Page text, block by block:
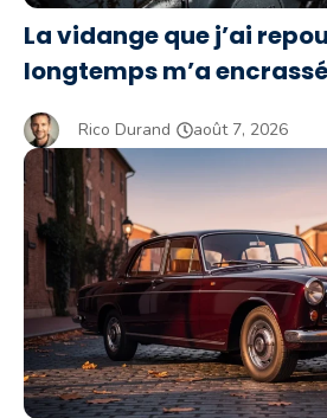
La vidange que j’ai
longtemps m’a
Rico Durand août 7, 2026